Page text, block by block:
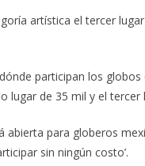
artística el tercer
participan los
lugar de 35 mil y el tercer
abierta para globeros
sin ningún costo’.